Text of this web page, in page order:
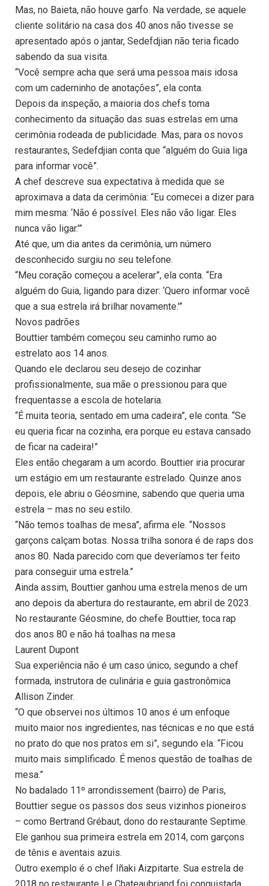
Mas, no Baieta, não houve garfo. Na verdade, se aquele
cliente solitário na casa dos 40 anos não tivesse se
apresentado após o jantar, Sedefdjian não teria ficado
sabendo da sua visita.
“Você sempre acha que será uma pessoa mais idosa
com um caderninho de anotações”, ela conta.
Depois da inspeção, a maioria dos chefs toma
conhecimento da situação das suas estrelas em uma
cerimônia rodeada de publicidade. Mas, para os novos
restaurantes, Sedefdjian conta que “alguém do Guia liga
para informar você”.
A chef descreve sua expectativa à medida que se
aproximava a data da cerimônia: “Eu comecei a dizer para
mim mesma: ‘Não é possível. Eles não vão ligar. Eles
nunca vão ligar.'”
Até que, um dia antes da cerimônia, um número
desconhecido surgiu no seu telefone.
“Meu coração começou a acelerar”, ela conta. “Era
alguém do Guia, ligando para dizer: ‘Quero informar você
que a sua estrela irá brilhar novamente.'”
Novos padrões
Bouttier também começou seu caminho rumo ao
estrelato aos 14 anos.
Quando ele declarou seu desejo de cozinhar
profissionalmente, sua mãe o pressionou para que
frequentasse a escola de hotelaria.
“É muita teoria, sentado em uma cadeira”, ele conta. “Se
eu queria ficar na cozinha, era porque eu estava cansado
de ficar na cadeira!”
Eles então chegaram a um acordo. Bouttier iria procurar
um estágio em um restaurante estrelado. Quinze anos
depois, ele abriu o Géosmine, sabendo que queria uma
estrela – mas no seu estilo.
“Não temos toalhas de mesa”, afirma ele. “Nossos
garçons calçam botas. Nossa trilha sonora é de raps dos
anos 80. Nada parecido com que deveríamos ter feito
para conseguir uma estrela.”
Ainda assim, Bouttier ganhou uma estrela menos de um
ano depois da abertura do restaurante, em abril de 2023.
No restaurante Géosmine, do chefe Bouttier, toca rap
dos anos 80 e não há toalhas na mesa
Laurent Dupont
Sua experiência não é um caso único, segundo a chef
formada, instrutora de culinária e guia gastronômica
Allison Zinder.
“O que observei nos últimos 10 anos é um enfoque
muito maior nos ingredientes, nas técnicas e no que está
no prato do que nos pratos em si”, segundo ela. “Ficou
muito mais simplificado. É menos questão de toalhas de
mesa.”
No badalado 11º arrondissement (bairro) de Paris,
Bouttier segue os passos dos seus vizinhos pioneiros
– como Bertrand Grébaut, dono do restaurante Septime.
Ele ganhou sua primeira estrela em 2014, com garçons
de tênis e aventais azuis.
Outro exemplo é o chef Iñaki Aizpitarte. Sua estrela de